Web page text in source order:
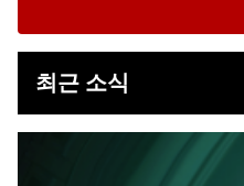
최근 소식